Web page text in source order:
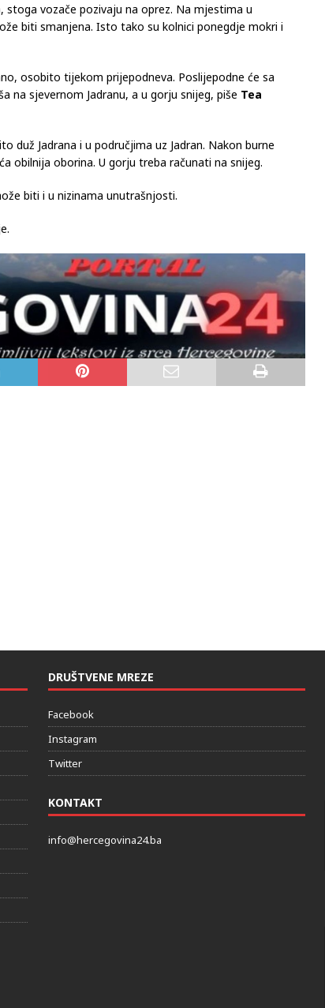
vozače pozivaju na oprez. Na mjestima u
biti smanjena. Isto tako su kolnici ponegdje mokri i
osobito tijekom prijepodneva. Poslijepodne će sa
na sjevernom Jadranu, a u gorju snijeg, piše Tea
duž Jadrana i u područjima uz Jadran. Nakon burne
obilnija oborina. U gorju treba računati na snijeg.
biti i u nizinama unutrašnjosti.
DRUŠTVENE MREZE
Facebook
Instagram
Twitter
KONTAKT
info@hercegovina24.ba